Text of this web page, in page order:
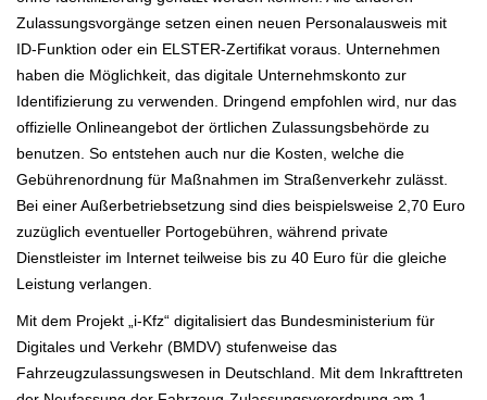
Zulassungsvorgänge setzen einen neuen Personalausweis mit
ID-Funktion oder ein ELSTER-Zertifikat voraus. Unternehmen
haben die Möglichkeit, das digitale Unternehmskonto zur
Identifizierung zu verwenden. Dringend empfohlen wird, nur das
offizielle Onlineangebot der örtlichen Zulassungsbehörde zu
benutzen. So entstehen auch nur die Kosten, welche die
Gebührenordnung für Maßnahmen im Straßenverkehr zulässt.
Bei einer Außerbetriebsetzung sind dies beispielsweise 2,70 Euro
zuzüglich eventueller Portogebühren, während private
Dienstleister im Internet teilweise bis zu 40 Euro für die gleiche
Leistung verlangen.
Mit dem Projekt „i-Kfz“ digitalisiert das Bundesministerium für
Digitales und Verkehr (BMDV) stufenweise das
Fahrzeugzulassungswesen in Deutschland. Mit dem Inkrafttreten